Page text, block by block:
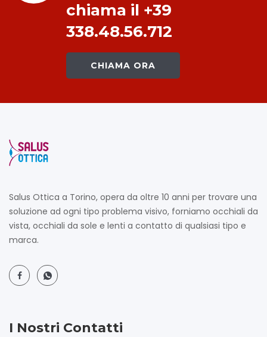
chiama il +39
338.48.56.712
CHIAMA ORA
Salus Ottica a Torino, opera da oltre 10 anni per trovare una
soluzione ad ogni tipo problema visivo, forniamo occhiali da
vista, occhiali da sole e lenti a contatto di qualsiasi tipo e
marca.
I Nostri Contatti